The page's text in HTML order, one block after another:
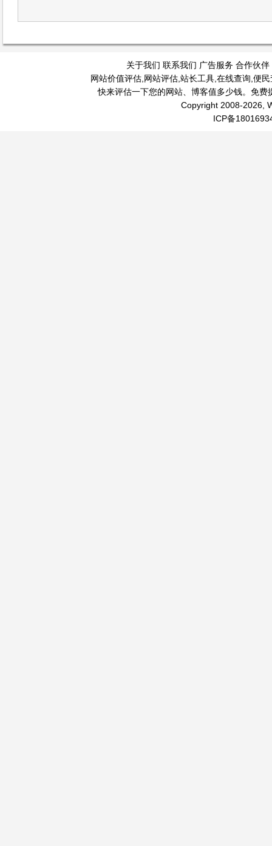
关于我们 联系我们 广告服务 合作伙伴
网站价值评估, 网站评估, 站长工具, 在线查询 便民
快来评估一下您的网站、博客值多少钱。免
Copyright 2008-2026,
ICP备